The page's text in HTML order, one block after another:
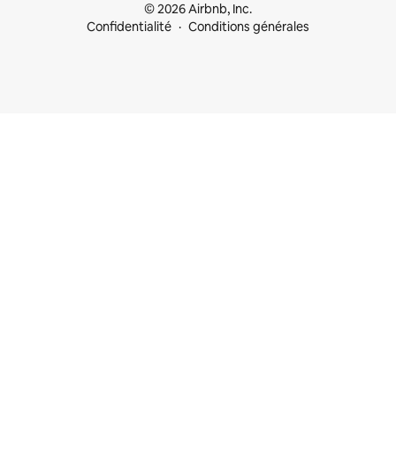
© 2026 Airbnb, Inc.
Confidentialité
Conditions générales